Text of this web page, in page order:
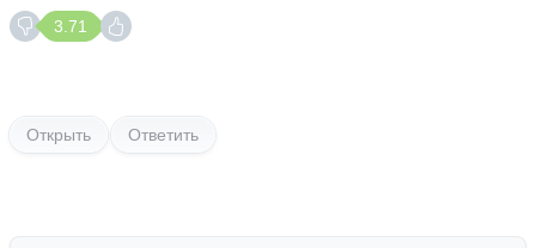
3.71
Открыть Ответить